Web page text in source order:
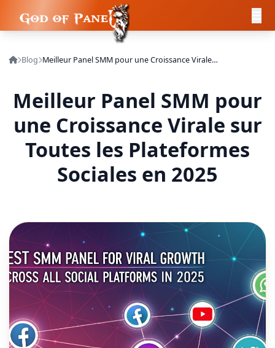
Blog Meilleur Panel SMM pour une Croissance Virale sur Toutes les Plateformes Sociales en 2025
Meilleur Panel SMM pour
une Croissance Virale sur
Toutes les Plateformes
Sociales en 2025